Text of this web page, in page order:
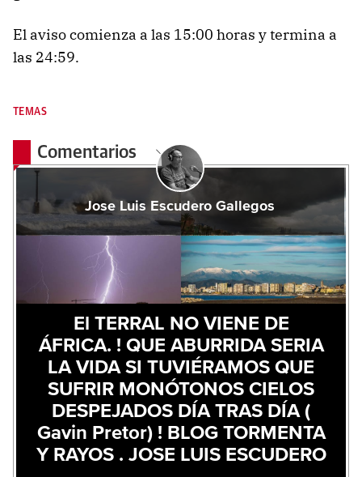
El aviso comienza a las 15:00 horas y termina a
las 24:59.
TEMAS
Comentarios
Jose Luis Escudero Gallegos
El TERRAL NO VIENE DE
ÁFRICA. ! QUE ABURRIDA SERIA
LA VIDA SI TUVIÉRAMOS QUE
SUFRIR MONÓTONOS CIELOS
DESPEJADOS DÍA TRAS DÍA (
Gavin Pretor) ! BLOG TORMENTA
Y RAYOS . JOSE LUIS ESCUDERO